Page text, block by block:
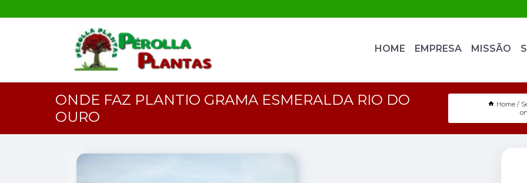
HOME EMPRESA MISSÃO
ONDE FAZ PLANTIO GRAMA ESMERALDA RIO DO
OURO
Home